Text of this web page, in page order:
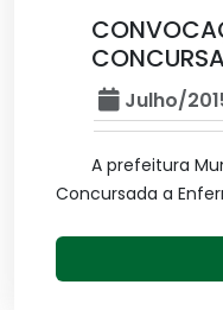
Julho/
A prefeitura
Concursada a